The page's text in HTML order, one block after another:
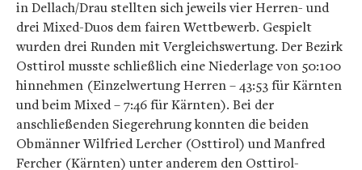
in Dellach/Drau stellten sich jeweils vier Herren- und
drei Mixed-Duos dem fairen Wettbewerb. Gespielt
wurden drei Runden mit Vergleichswertung. Der Bezirk
Osttirol musste schließlich eine Niederlage von 50:100
hinnehmen (Einzelwertung Herren – 43:53 für Kärnten
und beim Mixed – 7:46 für Kärnten). Bei der
anschließenden Siegerehrung konnten die beiden
Obmänner Wilfried Lercher (Osttirol) und Manfred
Fercher (Kärnten) unter anderem den Osttirol-